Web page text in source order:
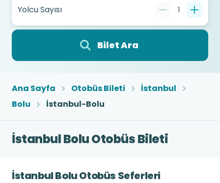
Yolcu Sayısı 1
Bilet Ara
Ana Sayfa Otobüs Bileti
İstanbul
Bolu
İstanbul-Bolu
İstanbul Bolu Otobüs Bileti
İstanbul Bolu Otobüs Seferleri